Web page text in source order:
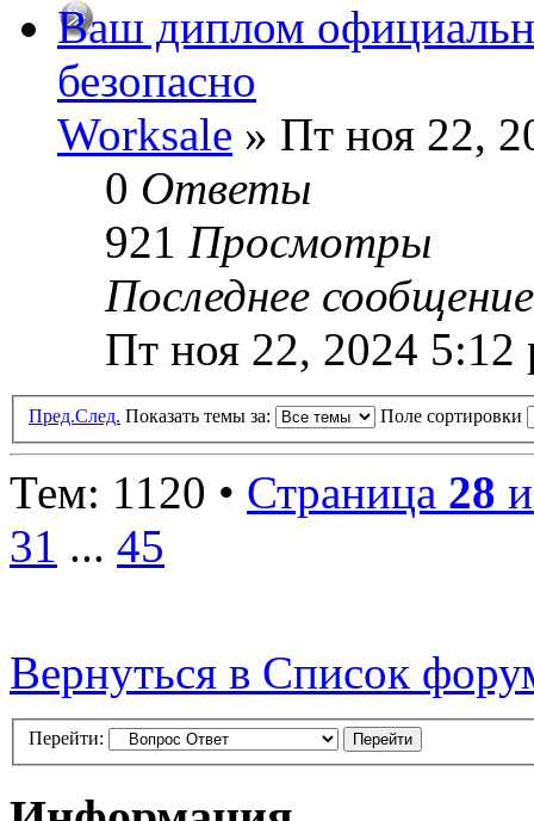
Ваш диплом
безопасно
Worksale » Пт ноя 22,
0 Ответы
921 Просмотры
Последнее
Пт ноя 22, 2024 5:12
Пред.След. Показать темы за: Поле сортировки
Тем: 1120 • Страница 28
31 ... 45
Вернуться в Список
Перейти: